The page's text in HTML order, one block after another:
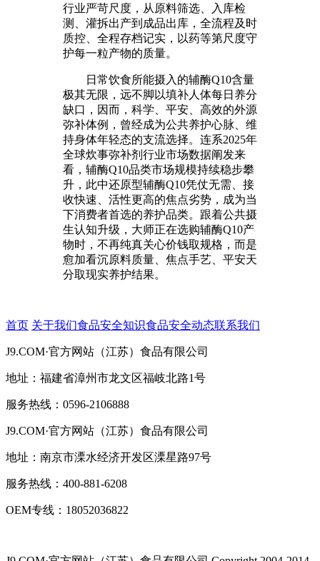
行业严苛尺度，从原料筛选、入库检
测、灌拆出产到成品出库，全流程及时
质控、全程存档记实，以药等第尺度守
护每一粒产物的质量。
日常饮食所能摄入的辅酶Q10含量
极其无限，远不脚以填补人体每日养分
缺口，因而，科学、平安、高效的外源
弥补体例，曾经成为公共养护心脉、维
持身体年轻态的支流选择。连系2025年
全球炊事弥补剂行业市场数据阐发来
看，辅酶Q10品类市场规模持续稳步攀
升，此中还原型辅酶Q10凭仗无需、接
收快速、活性更高的焦点劣势，成为当
下消费者首选的养护品类。跟着公共摄
生认知升级，大师正在选购辅酶Q10产
物时，不再纯真关心价钱取规格，而是
愈加看沉原料质量、焦点手艺、平安天
分取现实养护结果。
首页 关于我们食品安全知识食品安全动态联系我们
J9.COM·官方网站（江苏）食品有限公司
地址：福建省漳州市龙文区福岐北路1号
服务热线：0596-2106888
J9.COM·官方网站（江苏）食品有限公司
地址：南京市溧水经济开发区溧星路97号
服务热线：400-881-6208
OEM专线：18052036822